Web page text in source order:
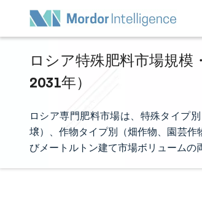
ロシア特殊肥料市場規模
2031年）
ロシア専門肥料市場は、特殊タイプ
壌）、作物タイプ別（畑作物、園芸作
びメートルトン建て市場ボリュームの